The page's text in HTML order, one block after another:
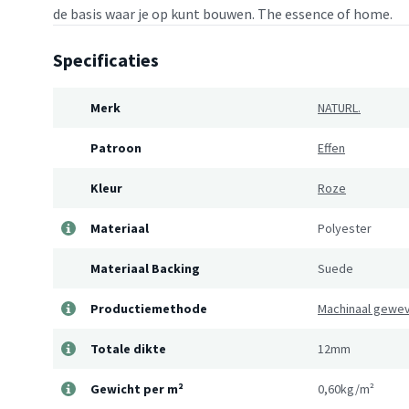
de basis waar je op kunt bouwen. The essence of home.
Specificaties
Merk NATURL.
Patroon Effen
Kleur Roze
Materiaal Polyester
Materiaal Backing Suede
Productiemethode Machinaal
Totale dikte 12mm
Gewicht per m² 0,60kg/m²